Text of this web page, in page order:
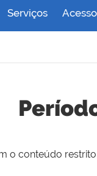
Serviços
o conteúdo